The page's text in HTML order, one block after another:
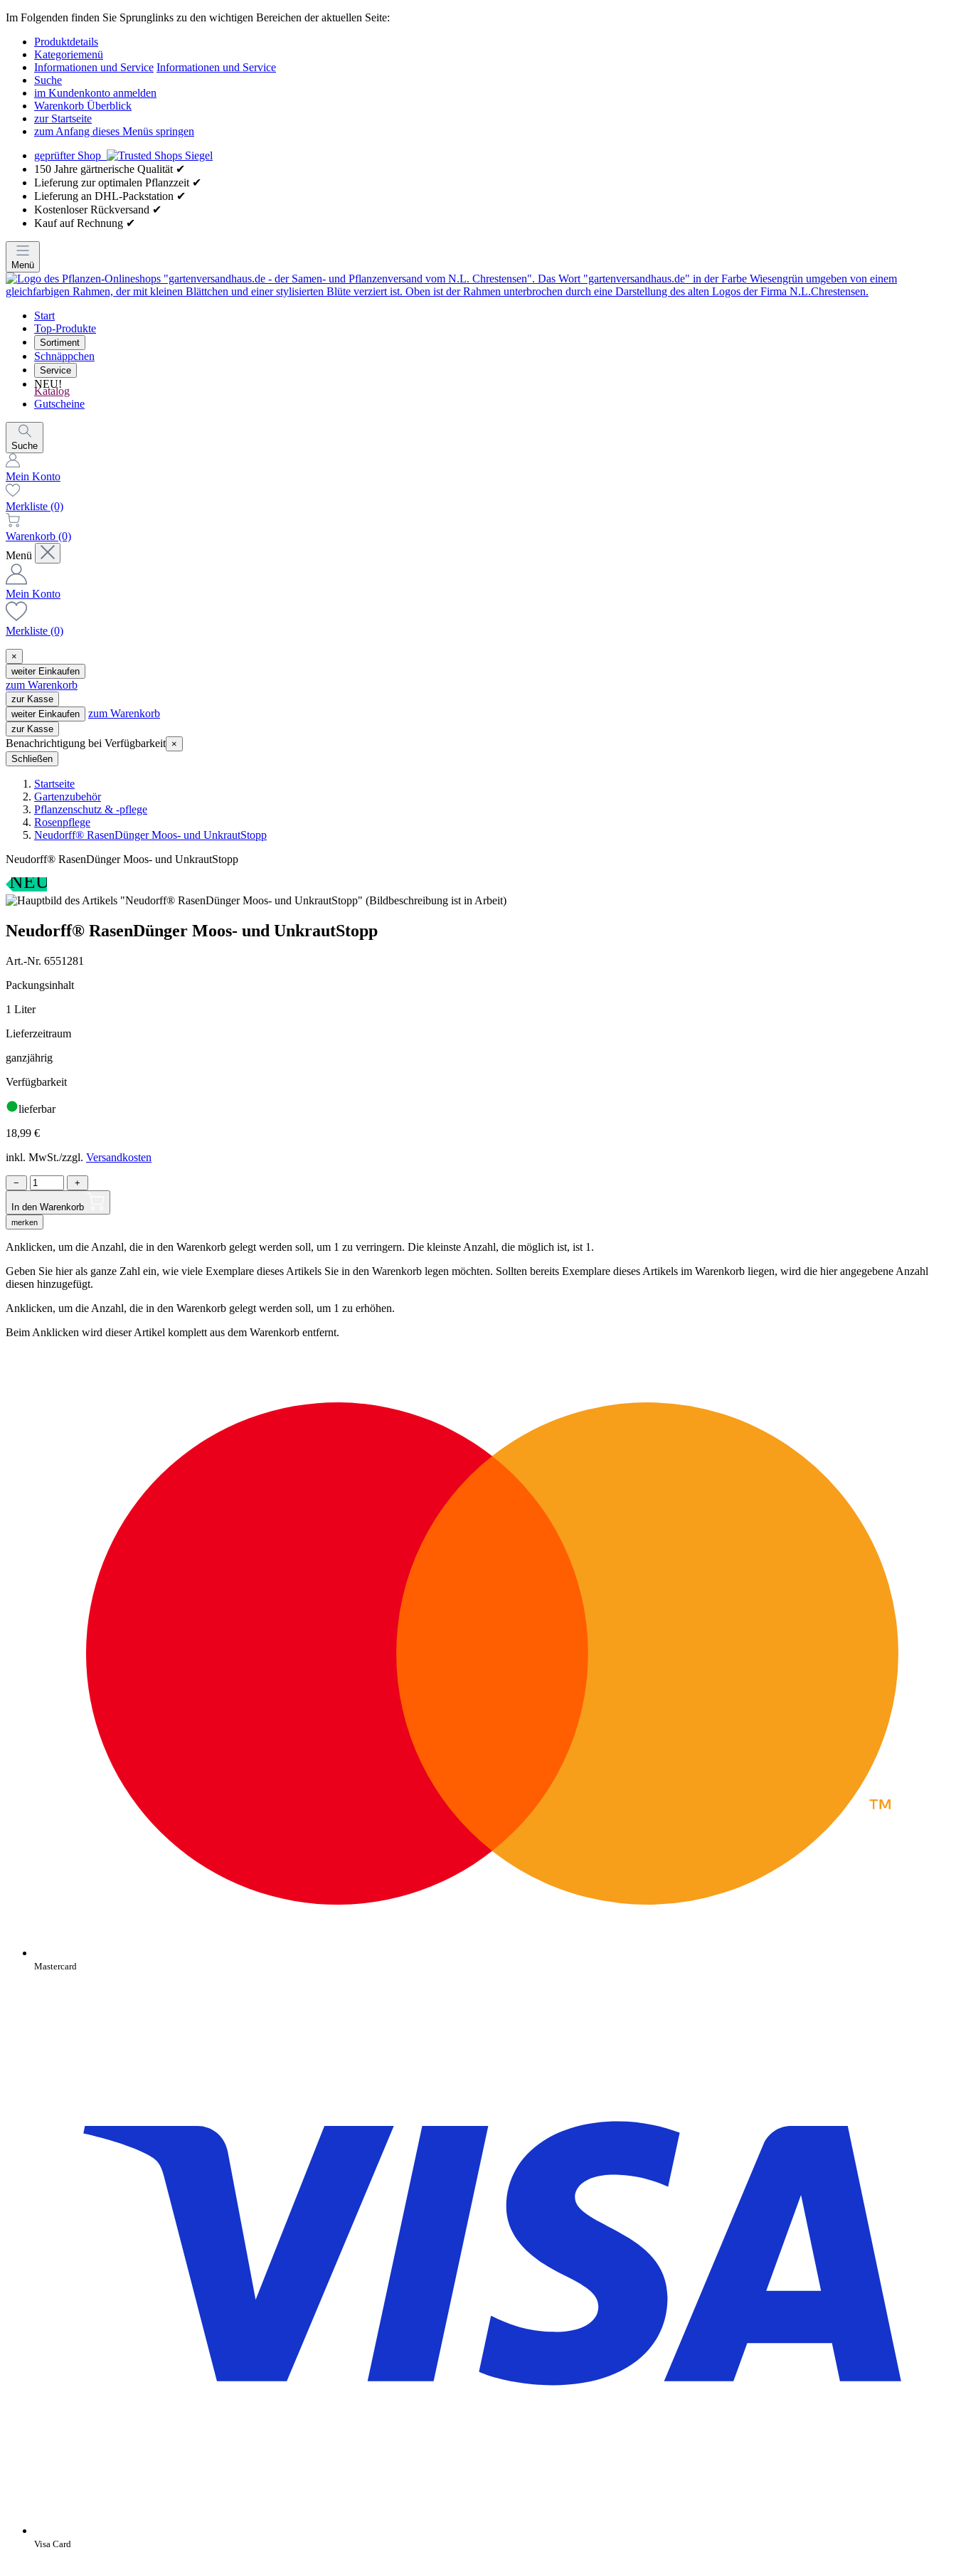
Im Folgenden finden Sie Sprunglinks zu den wichtigen Bereichen der aktuellen Seite:
Produktdetails
Kategoriemenü
Informationen und Service Informationen und Service
Suche
im Kundenkonto anmelden
Warenkorb Überblick
zur Startseite
zum Anfang dieses Menüs springen
geprüfter Shop
150 Jahre gärtnerische Qualität ✔
Lieferung zur optimalen Pflanzzeit ✔
Lieferung an DHL-Packstation ✔
Kostenloser Rückversand ✔
Kauf auf Rechnung ✔
Menü
Start
Top-Produkte
Sortiment
Schnäppchen
Service
NEU!
Katalog
Gutscheine
Suche
Mein Konto
Merkliste (0)
Warenkorb (0)
Menü
Mein Konto
Merkliste (0)
×
weiter Einkaufen
zum Warenkorb
zur Kasse
weiter Einkaufen
zum Warenkorb
zur Kasse
Benachrichtigung bei Verfügbarkeit ×
Schließen
Startseite
Gartenzubehör
Pflanzenschutz & -pflege
Rosenpflege
Neudorff® RasenDünger Moos- und UnkrautStopp
Neudorff® RasenDünger Moos- und UnkrautStopp
NEU
Neudorff® RasenDünger Moos- und UnkrautStopp
Art.-Nr. 6551281
Packungsinhalt
1 Liter
Lieferzeitraum
ganzjährig
Verfügbarkeit
lieferbar
18,99 €
inkl. MwSt./zzgl. Versandkosten
− +
In den Warenkorb
merken
Anklicken, um die Anzahl, die in den Warenkorb gelegt werden soll, um 1 zu verringern. Die kleinste Anzahl, die möglich ist, ist 1.
Geben Sie hier als ganze Zahl ein, wie viele Exemplare dieses Artikels Sie in den Warenkorb legen möchten. Sollten bereits Exemplare dieses Artikels im Warenkorb liegen, wird die hier angegebene Anzahl
diesen hinzugefügt.
Anklicken, um die Anzahl, die in den Warenkorb gelegt werden soll, um 1 zu erhöhen.
Beim Anklicken wird dieser Artikel komplett aus dem Warenkorb entfernt.
Mastercard
Visa Card